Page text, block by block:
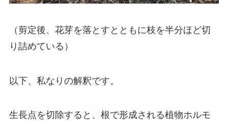
（剪定後、花芽を落とすとともに枝を半分ほど切
り詰めている）
以下、私なりの解釈です。
生長点を切除すると、根で形成される植物ホルモ